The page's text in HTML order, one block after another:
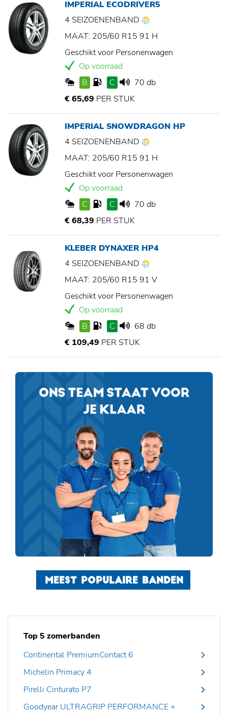
IMPERIAL ECODRIVER5
4 SEIZOENENBAND
MAAT: 205/60 R15 91 H
Geschikt voor Personenwagen
Op voorraad
B
C
70 db
€ 65,69 PER STUK
IMPERIAL SNOWDRAGON HP
4 SEIZOENENBAND
MAAT: 205/60 R15 91 H
Geschikt voor Personenwagen
Op voorraad
C
C
70 db
€ 68,39 PER STUK
KLEBER DYNAXER HP4
4 SEIZOENENBAND
MAAT: 205/60 R15 91 V
Geschikt voor Personenwagen
Op voorraad
B
C
68 db
€ 109,49 PER STUK
MEEST POPULAIRE BANDEN
Top 5 zomerbanden
Continental PremiumContact 6
Michelin Primacy 4
Pirelli Cinturato P7
Goodyear ULTRAGRIP PERFORMANCE +